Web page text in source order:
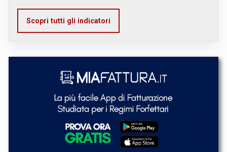
Scopri tutti gli indicatori